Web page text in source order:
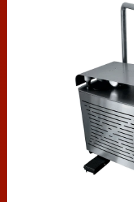
tecnologia dei
a biglie, è inoltre
creme spalmabili di
Oltre a ciò, FBM vi
decorazione del
decorative, fontane
sia la vostra
per il vostro
cliente, pratica,